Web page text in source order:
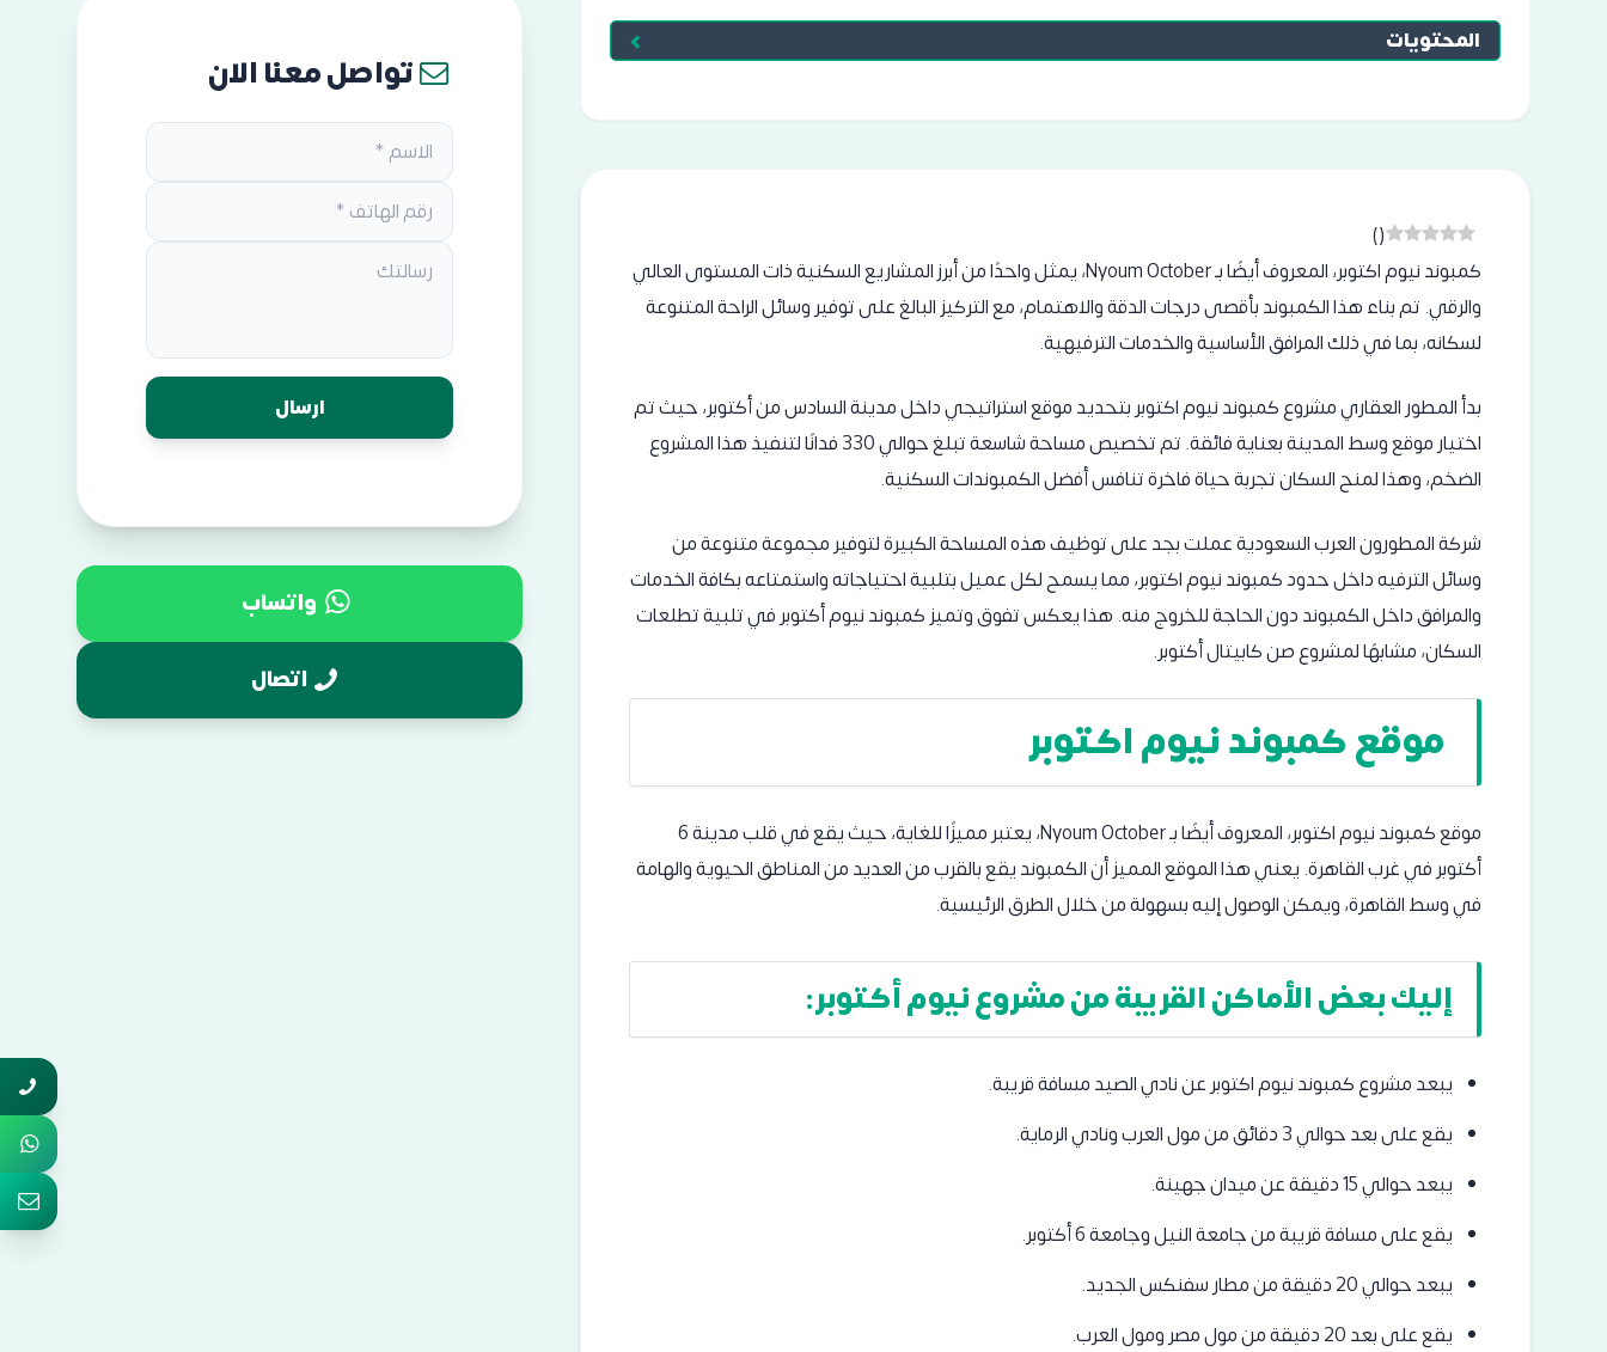
المحتويات
(
)
كمبوند نيوم اكتوبر، المعروف أيضًا بـ Nyoum October، يمثل واحدًا من أبرز المشاريع السكنية ذات المستوى العالي
والرقي. تم بناء هذا الكمبوند بأقصى درجات الدقة والاهتمام، مع التركيز البالغ على توفير وسائل الراحة المتنوعة
لسكانه، بما في ذلك المرافق الأساسية والخدمات الترفيهية.
بدأ المطور العقاري مشروع كمبوند نيوم اكتوبر بتحديد موقع استراتيجي داخل مدينة السادس من أكتوبر، حيث تم
اختيار موقع وسط المدينة بعناية فائقة. تم تخصيص مساحة شاسعة تبلغ حوالي 330 فدانًا لتنفيذ هذا المشروع
الضخم، وهذا لمنح السكان تجربة حياة فاخرة تنافس أفضل الكمبوندات السكنية.
شركة المطورون العرب السعودية عملت بجد على توظيف هذه المساحة الكبيرة لتوفير مجموعة متنوعة من
وسائل الترفيه داخل حدود كمبوند نيوم اكتوبر، مما يسمح لكل عميل بتلبية احتياجاته واستمتاعه بكافة الخدمات
والمرافق داخل الكمبوند دون الحاجة للخروج منه. هذا يعكس تفوق وتميز كمبوند نيوم أكتوبر في تلبية تطلعات
السكان، مشابهًا لمشروع صن كابيتال أكتوبر.
موقع كمبوند نيوم اكتوبر
موقع كمبوند نيوم اكتوبر، المعروف أيضًا بـ Nyoum October، يعتبر مميزًا للغاية، حيث يقع في قلب مدينة 6
أكتوبر في غرب القاهرة. يعني هذا الموقع المميز أن الكمبوند يقع بالقرب من العديد من المناطق الحيوية والهامة
في وسط القاهرة، ويمكن الوصول إليه بسهولة من خلال الطرق الرئيسية.
إليك بعض الأماكن القريبة من مشروع نيوم أكتوبر:
يبعد مشروع كمبوند نيوم اكتوبر عن نادي الصيد مسافة قريبة.
يقع على بعد حوالي 3 دقائق من مول العرب ونادي الرماية.
يبعد حوالي 15 دقيقة عن ميدان جهينة.
يقع على مسافة قريبة من جامعة النيل وجامعة 6 أكتوبر.
يبعد حوالي 20 دقيقة من مطار سفنكس الجديد.
يقع على بعد 20 دقيقة من مول مصر ومول العرب.
تواصل معنا الان
واتساب
اتصال